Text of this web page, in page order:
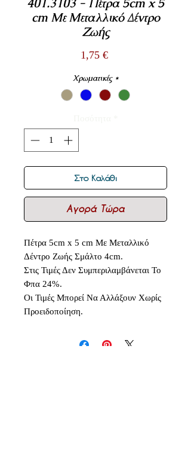
cm Με Μεταλλικό Δέντρο
Ζωής
1,75 €Τιμή
Χρωματικές *
Στο Καλάθι
Αγορά Τώρα
Πέτρα 5cm x 5 cm Με Μεταλλικό
Δέντρο Ζωής Σμάλτο 4cm.
Στις Τιμές Δεν Συμπεριλαμβάνεται Το
Φπα 24%.
Οι Τιμές Μπορεί Να Αλλάξουν Χωρίς
Προειδοποίηση.